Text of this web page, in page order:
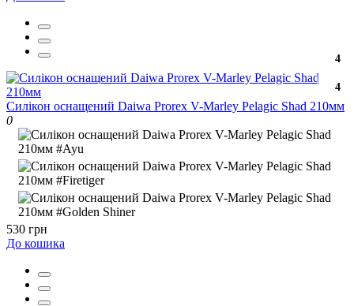
4
4
Силікон оснащений Daiwa Prorex V-Marley Pelagic Shad 210мм
0
530 грн
До кошика